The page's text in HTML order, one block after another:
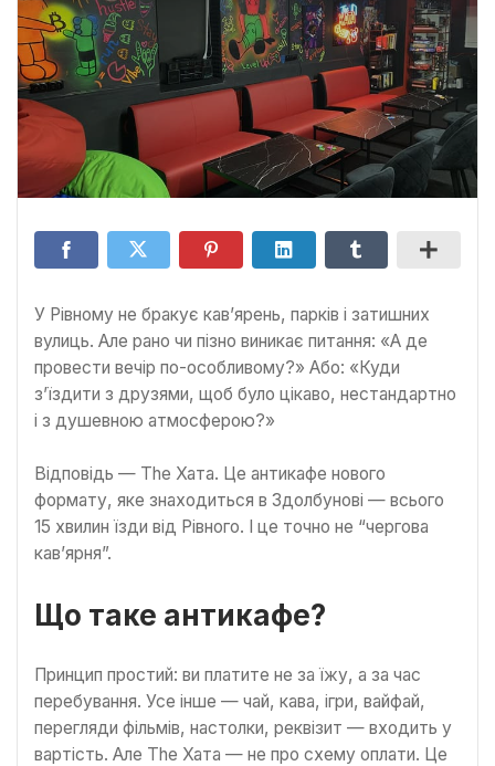
У Рівному не бракує кав’ярень, парків і затишних
вулиць. Але рано чи пізно виникає питання: «А де
провести вечір по-особливому?» Або: «Куди
з’їздити з друзями, щоб було цікаво, нестандартно
і з душевною атмосферою?»
Відповідь — The Хата. Це антикафе нового
формату, яке знаходиться в Здолбунові — всього
15 хвилин їзди від Рівного. І це точно не “чергова
кавʼярня”.
Що таке антикафе?
Принцип простий: ви платите не за їжу, а за час
перебування. Усе інше — чай, кава, ігри, вайфай,
перегляди фільмів, настолки, реквізит — входить у
вартість. Але The Хата — не про схему оплати. Це